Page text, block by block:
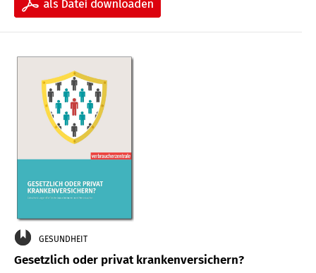
GESUNDHEIT
Gesetzlich oder privat krankenversichern?